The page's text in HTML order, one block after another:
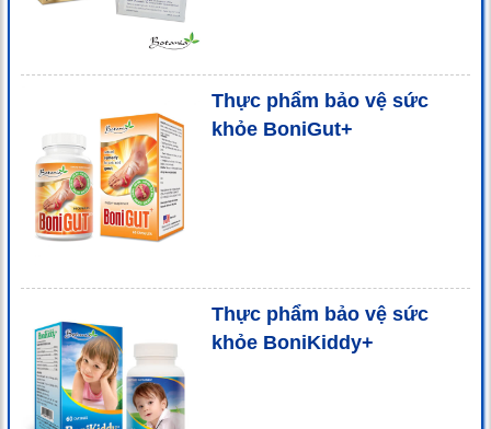
Thực phẩm bảo vệ sức
khỏe BoniGut+
Thực phẩm bảo vệ sức
khỏe BoniKiddy+